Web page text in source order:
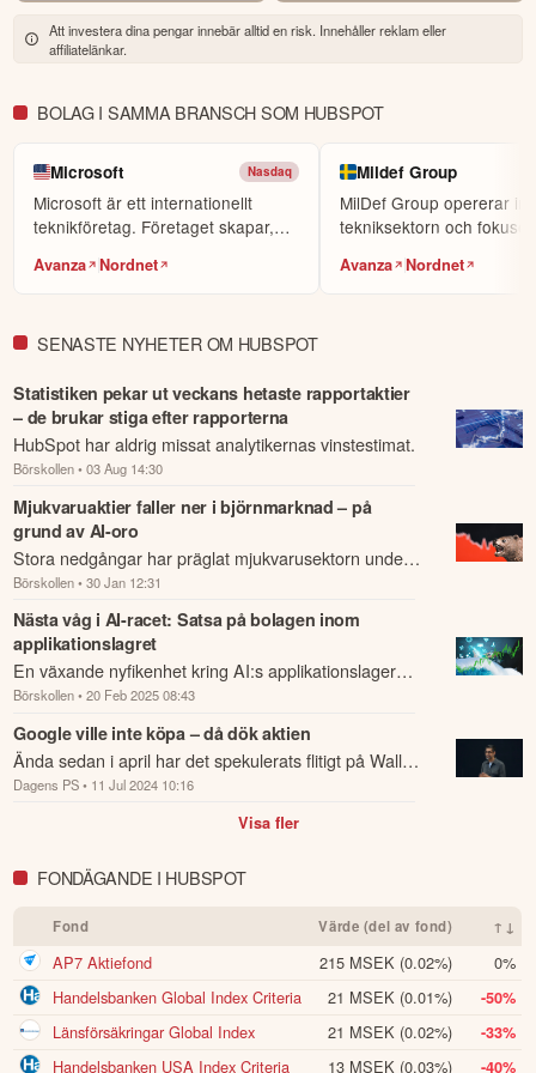
dina investeringar kan gå upp eller ner. Du riskerar ditt kapital.
Att investera dina pengar innebär alltid en risk. Innehåller reklam eller
affiliatelänkar.
BOLAG I SAMMA BRANSCH SOM HUBSPOT
Microsoft Nasdaq
Microsoft är ett internationellt
teknikföretag. Företaget skapar,
Avanza Nordnet
Mildef Group
MilDef Group opererar
tekniksektorn och
Avanza Nordnet
SENASTE NYHETER OM HUBSPOT
Statistiken pekar ut veckans hetaste rapportaktier
– de brukar stiga efter rapporterna
HubSpot har aldrig missat analytikernas vinstestimat.
Börskollen • 03 Aug 14:30
Mjukvaruaktier faller ner i björnmarknad – på
grund av AI-oro
Stora nedgångar har präglat mjukvarusektorn under
inledningen av året.
Börskollen • 30 Jan 12:31
Nästa våg i AI-racet: Satsa på bolagen inom
applikationslagret
En växande nyfikenhet kring AI:s applikationslager
har lett till ökad aktivitet på aktiemarknaden.
Börskollen • 20 Feb 2025 08:43
Google ville inte köpa – då dök aktien
Ända sedan i april har det spekulerats flitigt på Wall
Street om att Google ska köpa HubSpot.
Dagens PS • 11 Jul 2024 10:16
Visa fler
FONDÄGANDE I HUBSPOT
Fond Värde (del av fond) ↑↓
AP7 Aktiefond 215 MSEK (0.02%)
0%
Handelsbanken Global Index Criteria
21 MSEK (0.01%) -50%
Länsförsäkringar Global Index 21 MSEK (0.02%) -33%
Handelsbanken USA Index Criteria 13 MSEK (0.03%) -40%